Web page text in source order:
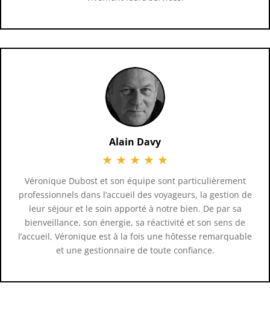
Alain Davy
★ ★ ★ ★ ★
Véronique Dubost et son équipe sont particulièrement
professionnels dans l’accueil des voyageurs, la gestion de
leur séjour et le soin apporté à notre bien. De par sa
bienveillance, son énergie, sa réactivité et son sens de
l’accueil, Véronique est à la fois une hôtesse remarquable
et une gestionnaire de toute confiance.